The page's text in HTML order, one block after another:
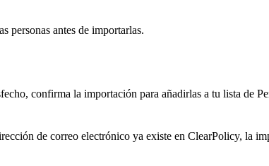
personas antes de importarlas.
confirma la importación para añadirlas a tu lista de
de correo electrónico ya existe en ClearPolicy, la